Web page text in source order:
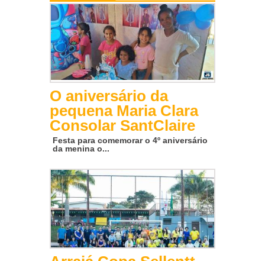
O aniversário da
pequena Maria Clara
Consolar SantClaire
Festa para comemorar o 4º aniversário
da menina o...